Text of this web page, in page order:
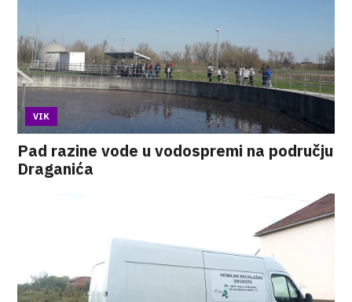
VIK
Pad razine vode u vodospremi na području
Draganića